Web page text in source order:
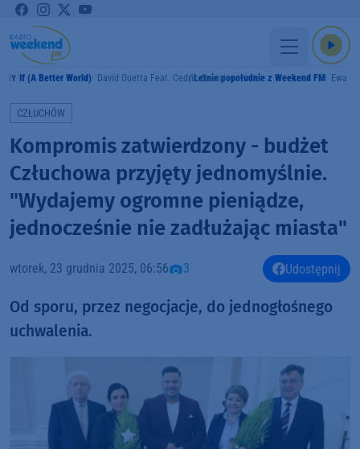
If (A Better World) David Guetta Feat. Cedric GervaisLetnie popołudnie z Weekend FM Ewa
CZŁUCHÓW
Kompromis zatwierdzony - budżet
Człuchowa przyjęty jednomyślnie.
"Wydajemy ogromne pieniądze,
jednocześnie nie zadłużając miasta"
wtorek, 23 grudnia 2025, 06:56 3 Udostępnij
Od sporu, przez negocjacje, do jednogłośnego
uchwalenia.